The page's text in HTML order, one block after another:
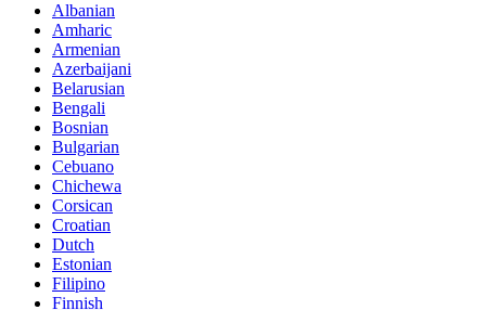
Albanian
Amharic
Armenian
Azerbaijani
Belarusian
Bengali
Bosnian
Bulgarian
Cebuano
Chichewa
Corsican
Croatian
Dutch
Estonian
Filipino
Finnish